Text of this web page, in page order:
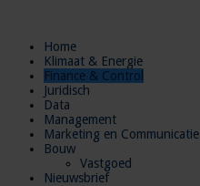
Home
Klimaat & Energie
Finance & Control
Juridisch
Data
Management
Marketing en Communicatie
Bouw
Vastgoed
Nieuwsbrief